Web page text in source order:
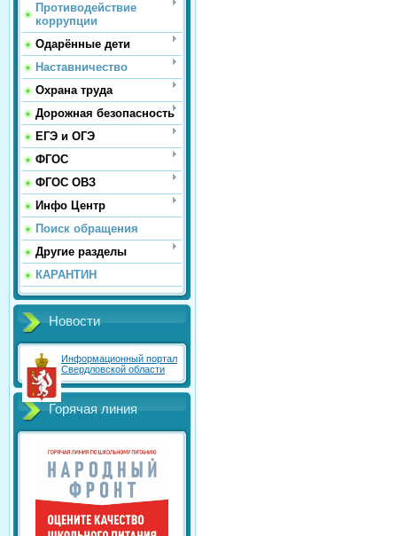
Противодействие
коррупции
Одарённые дети
Наставничество
Охрана труда
Дорожная безопасность
ЕГЭ и ОГЭ
ФГОС
ФГОС ОВЗ
Инфо Центр
Поиск обращения
Другие разделы
КАРАНТИН
Новости
Информационный портал
Свердловской области
Горячая линия